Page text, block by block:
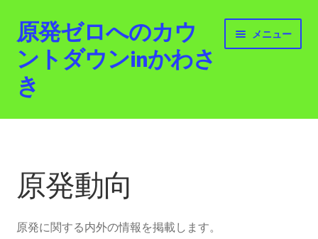
ナ
ビ
ゲ
ー
シ
キ
プ
コ
ン
テ
ン
ツ
プ
原発ゼロへのカウ
ントダウンinかわさ
き
メニュー
ホーム
活動紹介
2012.3.11 「原発ゼロへのカウントダウンinかわさ
原発動向
原発に関する内外の情報を掲載します。